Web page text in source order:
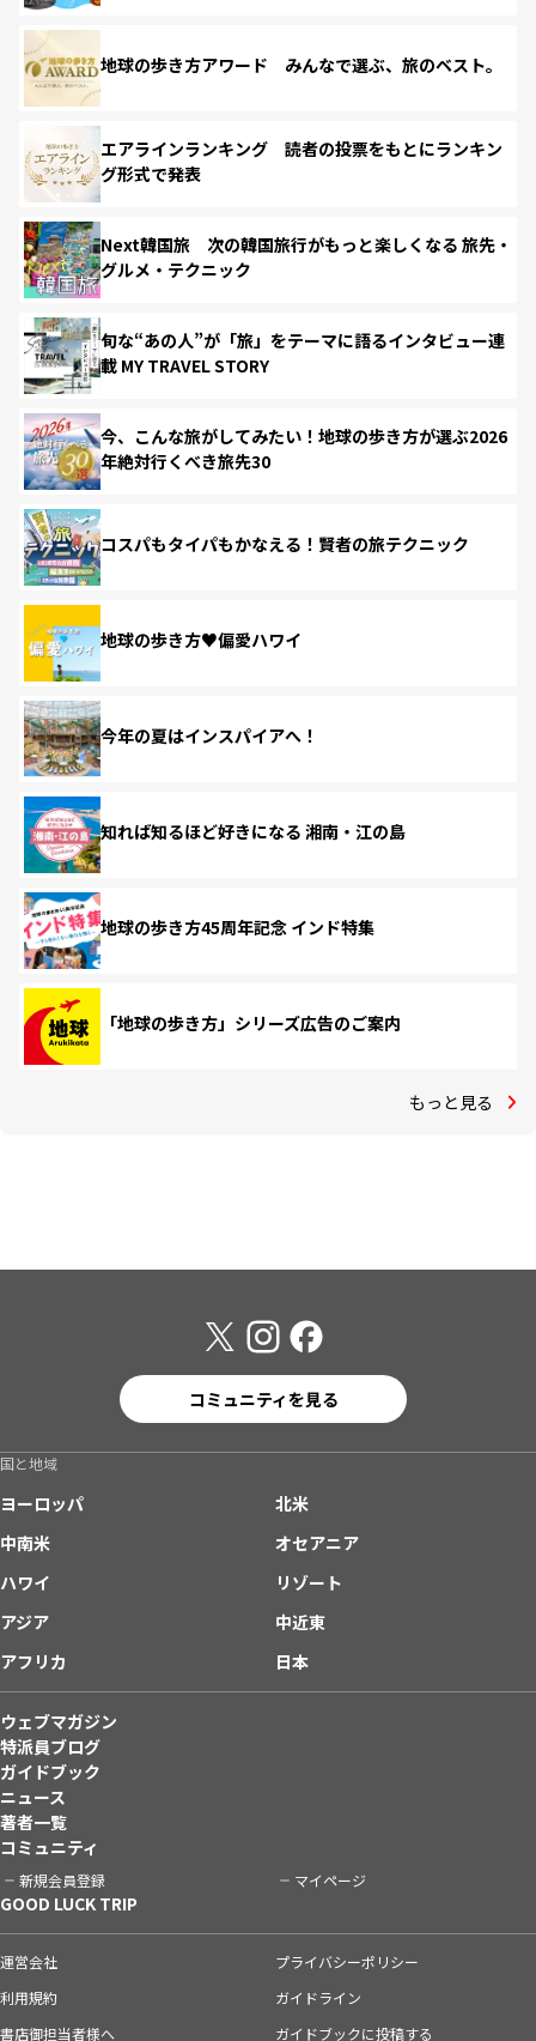
地球の歩き方アワード みんなで選ぶ、旅のベスト。
エアラインランキング 読者の投票をもとにランキン
グ形式で発表
Next韓国旅 次の韓国旅行がもっと楽しくなる 旅先・
グルメ・テクニック
旬な“あの人”が「旅」をテーマに語るインタビュー連
載 MY TRAVEL STORY
今、こんな旅がしてみたい！地球の歩き方が選ぶ2026
年絶対行くべき旅先30
コスパもタイパもかなえる！賢者の旅テクニック
地球の歩き方♥偏愛ハワイ
今年の夏はインスパイアへ！
知れば知るほど好きになる 湘南・江の島
地球の歩き方45周年記念 インド特集
「地球の歩き方」シリーズ広告のご案内
もっと見る
コミュニティを見る
国と地域
ヨーロッパ
北米
中南米
オセアニア
ハワイ
リゾート
アジア
中近東
アフリカ
日本
ウェブマガジン
特派員ブログ
ガイドブック
ニュース
著者一覧
コミュニティ
新規会員登録 マイページ
GOOD LUCK TRIP
運営会社
プライバシーポリシー
利用規約
ガイドライン
書店御担当者様へ
ガイドブックに投稿する